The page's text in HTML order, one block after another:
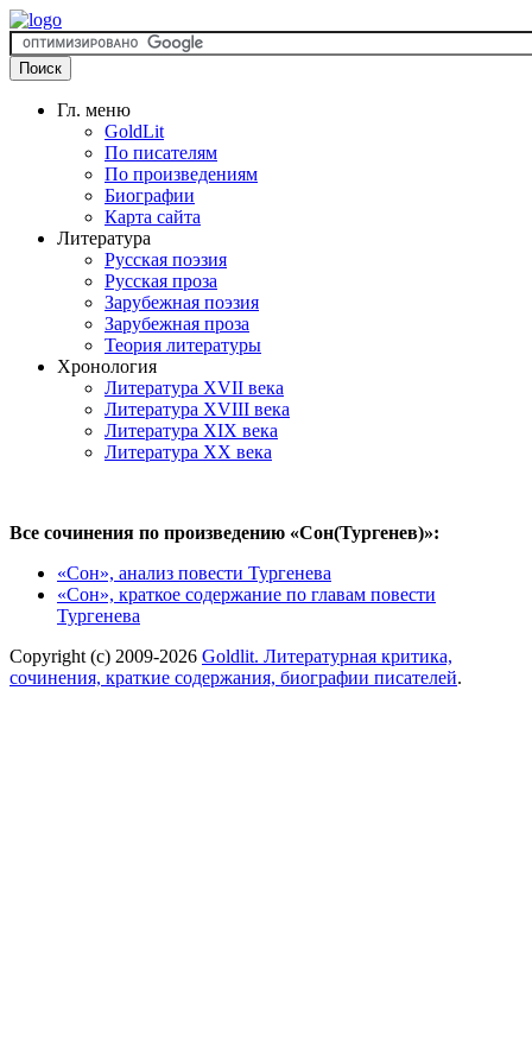
Гл. меню
GoldLit
По писателям
По произведениям
Биографии
Карта сайта
Литература
Русская поэзия
Русская проза
Зарубежная поэзия
Зарубежная проза
Теория литературы
Хронология
Литература XVII века
Литература XVIII века
Литература XIX века
Литература XX века
Все сочинения по произведению «Сон(Тургенев)»:
«Сон», анализ повести Тургенева
«Сон», краткое содержание по главам повести
Тургенева
Copyright (c) 2009-2026 Goldlit. Литературная критика,
сочинения, краткие содержания, биографии писателей.